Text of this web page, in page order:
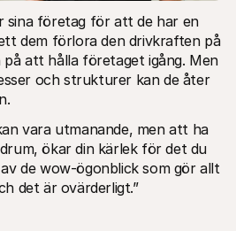
sina företag för att de har en
dem förlora den drivkraften på
att hålla företaget igång. Men
och strukturer kan de åter
vara utmanande, men att ha
ökar din kärlek för det du
de wow-ögonblick som gör allt
det är ovärderligt.”